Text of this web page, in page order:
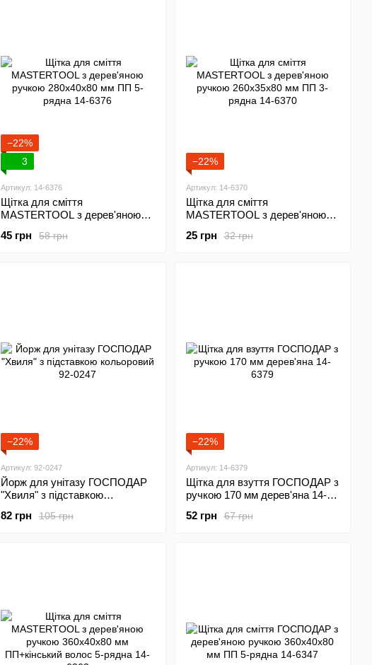
−22%
3
Артикул: 14-6376
Щітка для сміття
MASTERTOOL з дерев'яною
рядна 14-6376
58 грн
45 грн
−22%
Артикул: 14-6370
Щітка для сміття
MASTERTOOL з дерев'яною
рядна 14-6370
32 грн
25 грн
−22%
Артикул: 92-0247
Йорж для унітазу ГОСПОДАР
"Хвиля" з підставкою
105 грн
82 грн
−22%
Артикул: 14-6379
Щітка для взуття ГОСПОДАР з
ручкою 170 мм дерев'яна 14-
67 грн
52 грн